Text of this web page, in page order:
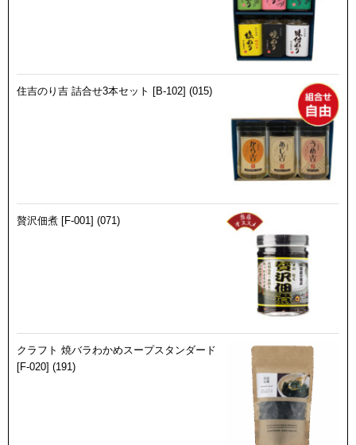
住吉のり吉 詰合せ3本セット [B-102] (015)
贅沢佃煮 [F-001] (071)
クラフト 焼バラわかめスープスタンダード
[F-020] (191)